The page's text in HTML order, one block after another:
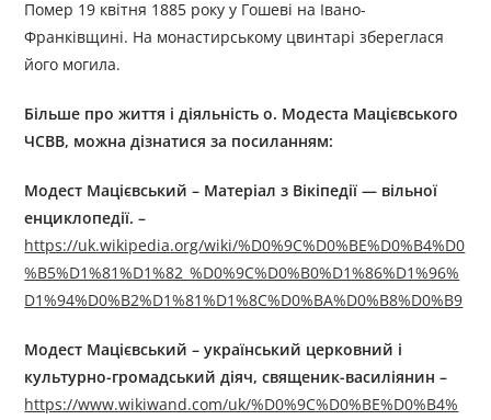
Помер 19 квітня 1885 року у Гошеві на Івано-
Франківщині. На монастирському цвинтарі збереглася
його могила.
Більше про життя і діяльністьо. Модеста Мацієвського
ЧСВВ, можна дізнатися за посиланням:
Модест Мацієвський – Матеріал з Вікіпедії — вільної
енциклопедії. –
https://uk.wikipedia.org/wiki/%D0%9C%D0%BE%D0%B4%D0
%B5%D1%81%D1%82_%D0%9C%D0%B0%D1%86%D1%96%
D1%94%D0%B2%D1%81%D1%8C%D0%BA%D0%B8%D0%B9
Модест Мацієвський –український церковний і
культурно-громадський діяч, священик-василіянин –
https://www.wikiwand.com/uk/%D0%9C%D0%BE%D0%B4%